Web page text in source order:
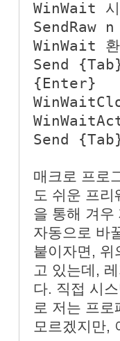
WinWait
SendRaw n
WinWait
Send
{Enter}
Send
매크로 프로
도 쉬운 프리
을 통해 겨우
자동으로 바
붙이자면, 위
고 있는데,
다. 직접 시
로 저는 프로
모르겠지만,